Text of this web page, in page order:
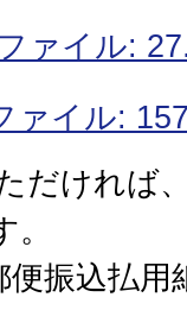
ァイル:
ァイル:
だければ
便振込払